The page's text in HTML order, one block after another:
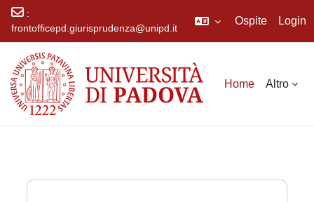
:
frontofficepd.giurisprudenza@unipd.it
Ospite Login
Home Altro